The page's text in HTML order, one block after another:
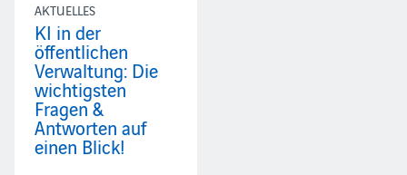
AKTUELLES
KI in der
öffentlichen
Verwaltung: Die
wichtigsten
Fragen &
Antworten auf
einen Blick!